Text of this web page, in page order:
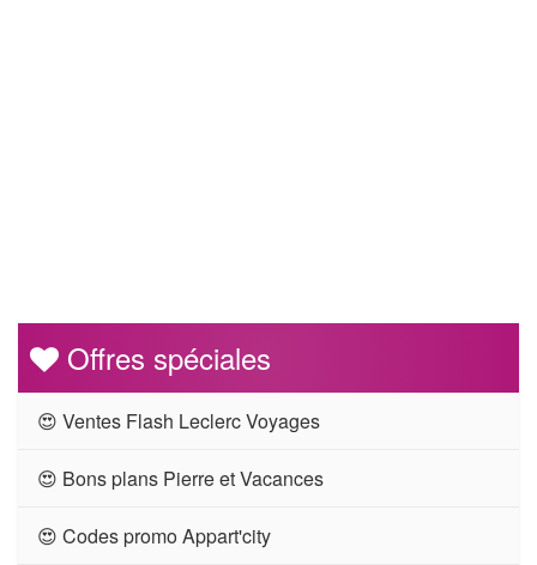
Offres spéciales
😍 Ventes Flash Leclerc Voyages
😍 Bons plans Pierre et Vacances
😍 Codes promo Appart'city